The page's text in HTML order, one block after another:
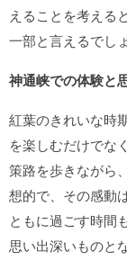
えることを考える
一部と言えるでしょ
神通峡での体験と
紅葉のきれいな時
を楽しむだけでな
策路を歩きながら
想的で、その感動
ともに過ごす時間も
思い出深いものと